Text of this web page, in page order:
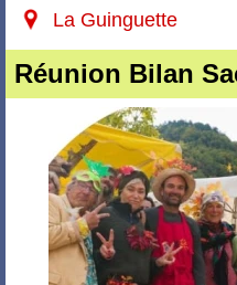
La Guinguette
Réunion Bilan